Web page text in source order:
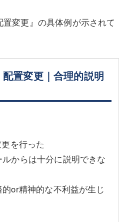
変更』の具体例が示されて
置変更｜合理的説明
を行った
からは十分に説明できな
or精神的な不利益が生じ